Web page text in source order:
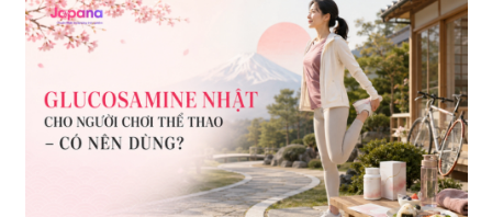
Viên uống hỗ trợ tăng cường
sinh lý nam Fujina Monster Shot
150 viên
880.000 đ
Viên uống hỗ trợ điều trị ung thư
Fucoidan Okinawa Kanehide Bio
EX 323mg - 150 viên
|790.621
4.473.500 đ